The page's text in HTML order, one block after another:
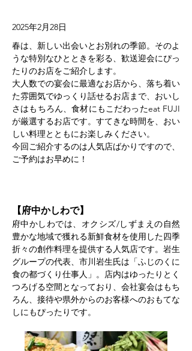
2025年2月28日
春は、新しい出会いとお別れの季節。そのよ
うな特別なひとときを彩る、歓送迎会にぴっ
たりのお店をご紹介します。
大人数での宴会に最適なお店から、落ち着い
た雰囲気でゆっくり話せるお店まで、おいし
さはもちろん、食材にもこだわったeat FUJI
が厳選するお店です。すてきな時間を、おい
しい料理とともにお楽しみください。
今回ご紹介するのは人気店ばかりですので、
ご予約はお早めに！
【府中かしわで】
府中かしわでは、オクシズ/しずまえの自然
豊かな地域で獲れる新鮮食材を使用した四季
折々の創作料理を提供する人気店です。岩生
グループの代表、市川岩生氏は「ふじのくに
食の都づくり仕事人」。店内はゆったりとく
つろげる空間となっており、会社宴会はもち
ろん、接待や県外からのお客様へのおもてな
しにもぴったりです。